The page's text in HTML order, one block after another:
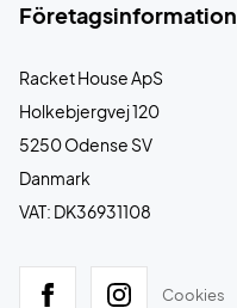
Företagsinformation
Racket House ApS
Holkebjergvej 120
5250 Odense SV
Danmark
VAT: DK36931108
Cookies